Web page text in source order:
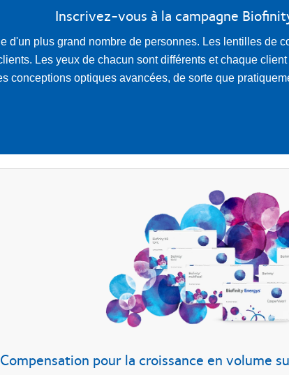
Inscrivez-vous à la campagne
d'un plus grand nombre de personnes. Les lentilles de
Les yeux de chacun sont différents et chaque
conceptions optiques avancées, de sorte que
Compensation pour la croissance en volume